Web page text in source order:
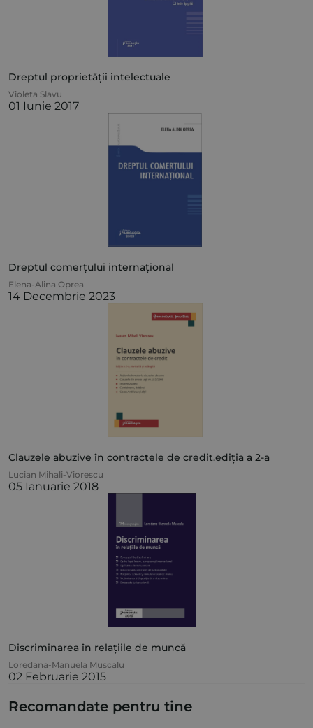
Dreptul proprietății intelectuale
Violeta Slavu
01 Iunie 2017
Dreptul comerțului internațional
Elena-Alina Oprea
14 Decembrie 2023
Clauzele abuzive în contractele de credit.ediția a 2-a
Lucian Mihali-Viorescu
05 Ianuarie 2018
Discriminarea în relațiile de muncă
Loredana-Manuela Muscalu
02 Februarie 2015
Recomandate pentru tine